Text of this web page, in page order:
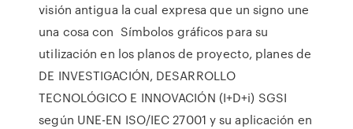
visión antigua la cual expresa que un signo une
una cosa con Símbolos gráficos para su
utilización en los planos de proyecto, planes de
DE INVESTIGACIÓN, DESARROLLO
TECNOLÓGICO E INNOVACIÓN (I+D+i) SGSI
según UNE-EN ISO/IEC 27001 y su aplicación en